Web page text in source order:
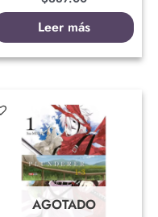
Leer más
AGOTADO